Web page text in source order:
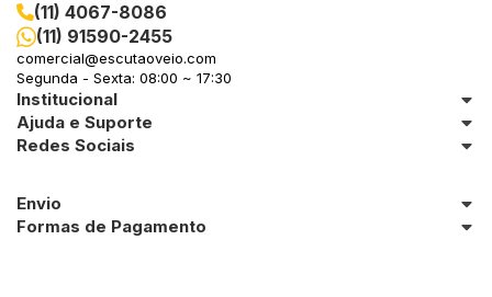
(11) 4067-8086
(11) 91590-2455
comercial@escutaoveio.com
Segunda - Sexta: 08:00 ~ 17:30
Institucional
Ajuda e Suporte
Redes Sociais
Envio
Formas de Pagamento